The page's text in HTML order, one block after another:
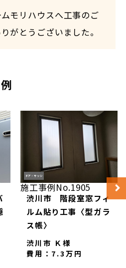
モリハウスへ工事のご
がとうございました。
ドア・サッシ
施工事例No.1905
渋川市 階段室窓フィ
ルム貼り工事〈型ガラ
ス帳〉
渋川市 Ｋ様
費用：7.3万円